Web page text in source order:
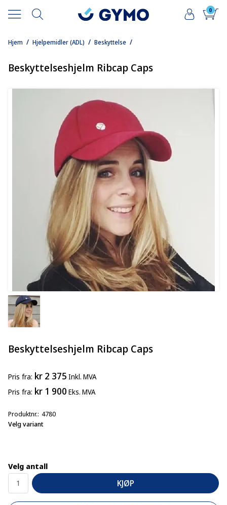
0
/
Hjem /
Hjelpemidler (ADL) /
Beskyttelse
Beskyttelseshjelm Ribcap Caps
Beskyttelseshjelm Ribcap Caps
Pris fra kr 2 375 Inkl. MVA
Pris fra kr 1 900 Eks. MVA
Produktnr. 4780
Velg variant
Velg antall
KJØP